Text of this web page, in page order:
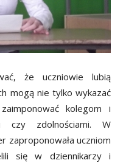
że uczniowie lubią
mogą nie tylko wykazać
kolegom i
czy zdolnościami. W
zaproponowała uczniom
się w dziennikarzy i